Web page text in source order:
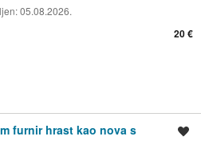
05.08.2026.
20 €
furnir hrast kao nova s